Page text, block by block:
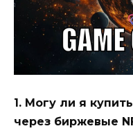
1. Могу ли я
через биржевые